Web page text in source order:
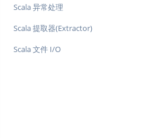
Scala 异常处理
Scala 提取器(Extractor)
Scala 文件 I/O